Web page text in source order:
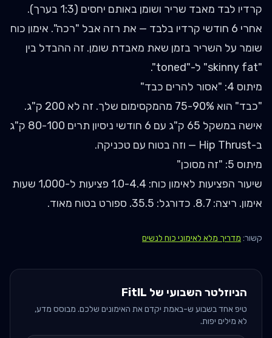
קרדיו לבד מאבד שריר ושומן באותם יחסים (1:3 בערך).
אחרי 6 חודשי קרדיו בלבד — את רזה אבל "רכה". אימון כוח
שומר על השריר בזמן שאת מאבדת שומן. זה ההבדל בין
"skinny fat" ל-"toned".
מיתוס 4: "אסור להרים כבד"
"כבד" הוא 75-90% מהמקסימום שלך. זה לא 200 ק"ג.
אישה במשקל 65 ק"ג עם 6 חודשי ניסיון תרים 80-100 ק"ג
ב-Hip Thrust — וזה בטוח עם טכניקה.
מיתוס 5: "זה מסוכן"
שיעור הפציעות לאימון כוח: 1.0-4.4 פציעות ל-1,000 שעות
אימון. ריצה: 8.7. כדורגל: 35.5. ספורט בטוח מאוד.
קשור: מדריך מלא לאימוני כוח לנשים
הניוזלטר השבועי של FitIL
טיפ אחד בשבוע ש-באמת יקדם את האימונים שלכם. מבוסס מדע,
לא מילים יפות.